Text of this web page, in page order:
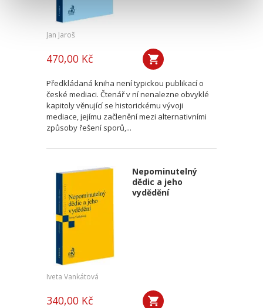
Jan Jaroš
470,00 Kč
Předkládaná kniha není typickou publikací o
české mediaci. Čtenář v ní nenalezne obvyklé
kapitoly věnující se historickému vývoji
mediace, jejímu začlenění mezi alternativními
způsoby řešení sporů,...
Nepominutelný
dědic a jeho
vydědění
Iveta Vankátová
340,00 Kč